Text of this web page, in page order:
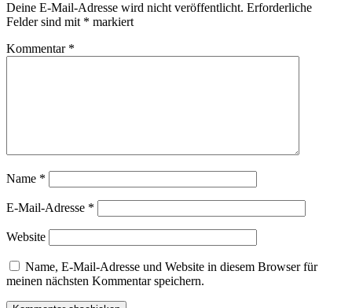
Deine E-Mail-Adresse wird nicht veröffentlicht. Erforderliche
Felder sind mit * markiert
Kommentar *
Name *
E-Mail-Adresse *
Website
Name, E-Mail-Adresse und Website in diesem Browser für
meinen nächsten Kommentar speichern.